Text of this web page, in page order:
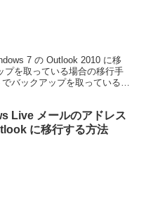
7 の Outlook 2010 に移
プを取っている場合の移行手
バックアップを取っている場
Live メールのアドレス
に移行する方法